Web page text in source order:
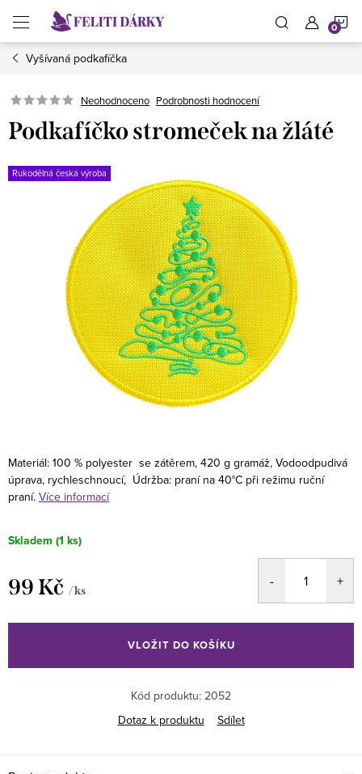
obsah
Vyšívaná podkafíčka
Neohodnoceno Podrobnosti hodnocení
Podkafíčko stromeček na žláté
Rukodělná česká výroba
Materiál: 100 % polyester se zátěrem, 420 g gramáž, Vodoodpudivá
úprava, rychleschnoucí, Údržba: praní na 40°C při režimu ruční
praní. Více informací
Skladem (1 ks)
99 Kč / ks
cena:
VLOŽIT DO KOŠÍKU
Kód produktu: 2052
Dotaz k produktu
Sdílet